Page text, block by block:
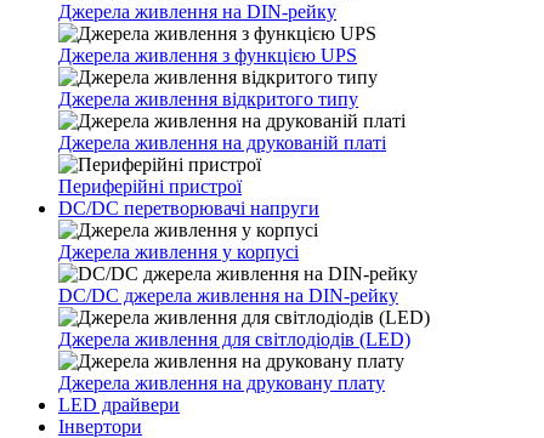
Джерела живлення на DIN-рейку
Джерела живлення з функцією UPS
Джерела живлення відкритого типу
Джерела живлення на друкованій платі
Периферійні пристрої
DC/DC перетворювачі напруги
Джерела живлення у корпусі
DC/DC джерела живлення на DIN-рейку
Джерела живлення для світлодіодів (LED)
Джерела живлення на друковану плату
LED драйвери
Інвертори